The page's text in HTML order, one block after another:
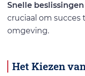
Snelle beslissingen
cruciaal om succes
omgeving.
Het Kiezen